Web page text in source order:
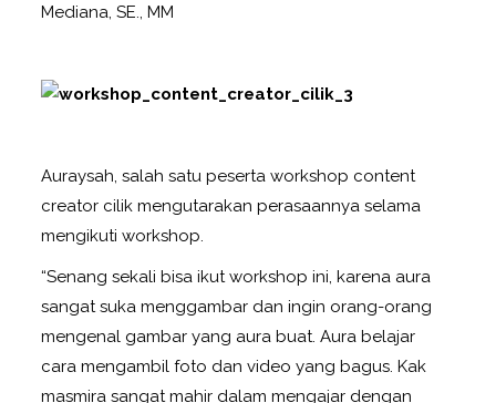
Mediana, SE., MM
Auraysah, salah satu peserta workshop content
creator cilik mengutarakan perasaannya selama
mengikuti workshop.
“Senang sekali bisa ikut workshop ini, karena aura
sangat suka menggambar dan ingin orang-orang
mengenal gambar yang aura buat. Aura belajar
cara mengambil foto dan video yang bagus. Kak
masmira sangat mahir dalam mengajar dengan